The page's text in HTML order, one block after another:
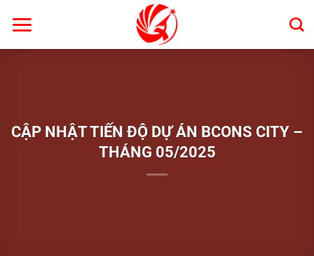
qua
CẬP NHẬT TIẾN ĐỘ DỰ ÁN BCONS CITY –
THÁNG 05/2025